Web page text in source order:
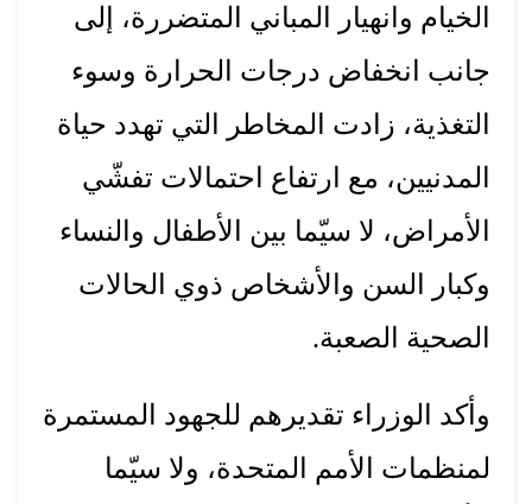
الخيام وانهيار المباني المتضررة، إلى
جانب انخفاض درجات الحرارة وسوء
التغذية، زادت المخاطر التي تهدد حياة
المدنيين، مع ارتفاع احتمالات تفشّي
الأمراض، لا سيّما بين الأطفال والنساء
وكبار السن والأشخاص ذوي الحالات
الصحية الصعبة.
وأكد الوزراء تقديرهم للجهود المستمرة
لمنظمات الأمم المتحدة، ولا سيّما